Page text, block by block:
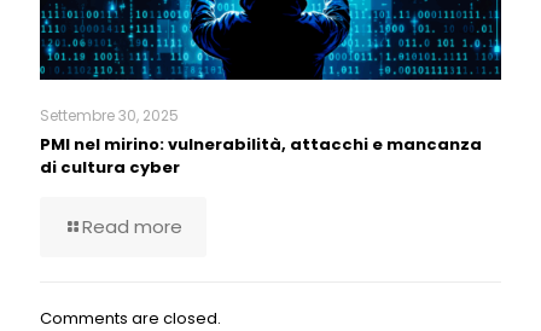
Settembre 30, 2025
PMI nel mirino: vulnerabilità, attacchi e mancanza
di cultura cyber
Read more
Comments are closed.